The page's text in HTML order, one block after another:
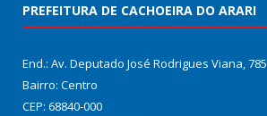
PREFEITURA DE CACHOEIRA DO ARARI
End.: Av. Deputado José Rodrigues Viana, 785
Bairro: Centro
CEP: 68840-000